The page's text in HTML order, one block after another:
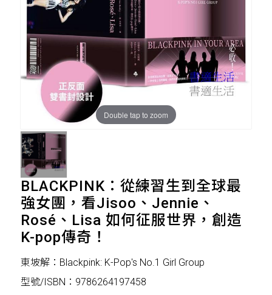
Double tap to zoom
BLACKPINK：從練習生到全球最
強女團，看Jisoo、Jennie、
Rosé、Lisa 如何征服世界，創造
K-pop傳奇！
東坡解：Blackpink: K-Pop's No.1 Girl Group
型號/ISBN：9786264197458